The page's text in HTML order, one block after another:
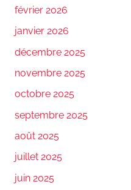
février 2026
janvier 2026
décembre 2025
novembre 2025
octobre 2025
septembre 2025
août 2025
juillet 2025
juin 2025